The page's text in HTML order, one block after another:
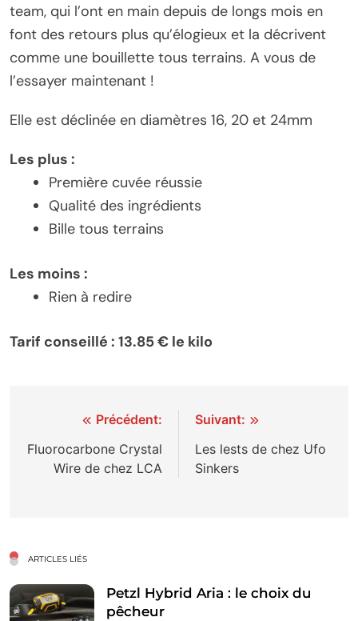
team, qui l’ont en main depuis de longs mois en
font des retours plus qu’élogieux et la décrivent
comme une bouillette tous terrains. A vous de
l’essayer maintenant !
Elle est déclinée en diamètres 16, 20 et 24mm
Les plus :
Première cuvée réussie
Qualité des ingrédients
Bille tous terrains
Les moins :
Rien à redire
Tarif conseillé : 13.85 € le kilo
Navigation
de
l’article
Précédent:
Fluorocarbone Crystal
Wire de chez LCA
Suivant:
Les lests de chez Ufo
Sinkers
ARTICLES LIÉS
Petzl Hybrid Aria : le choix du
pêcheur